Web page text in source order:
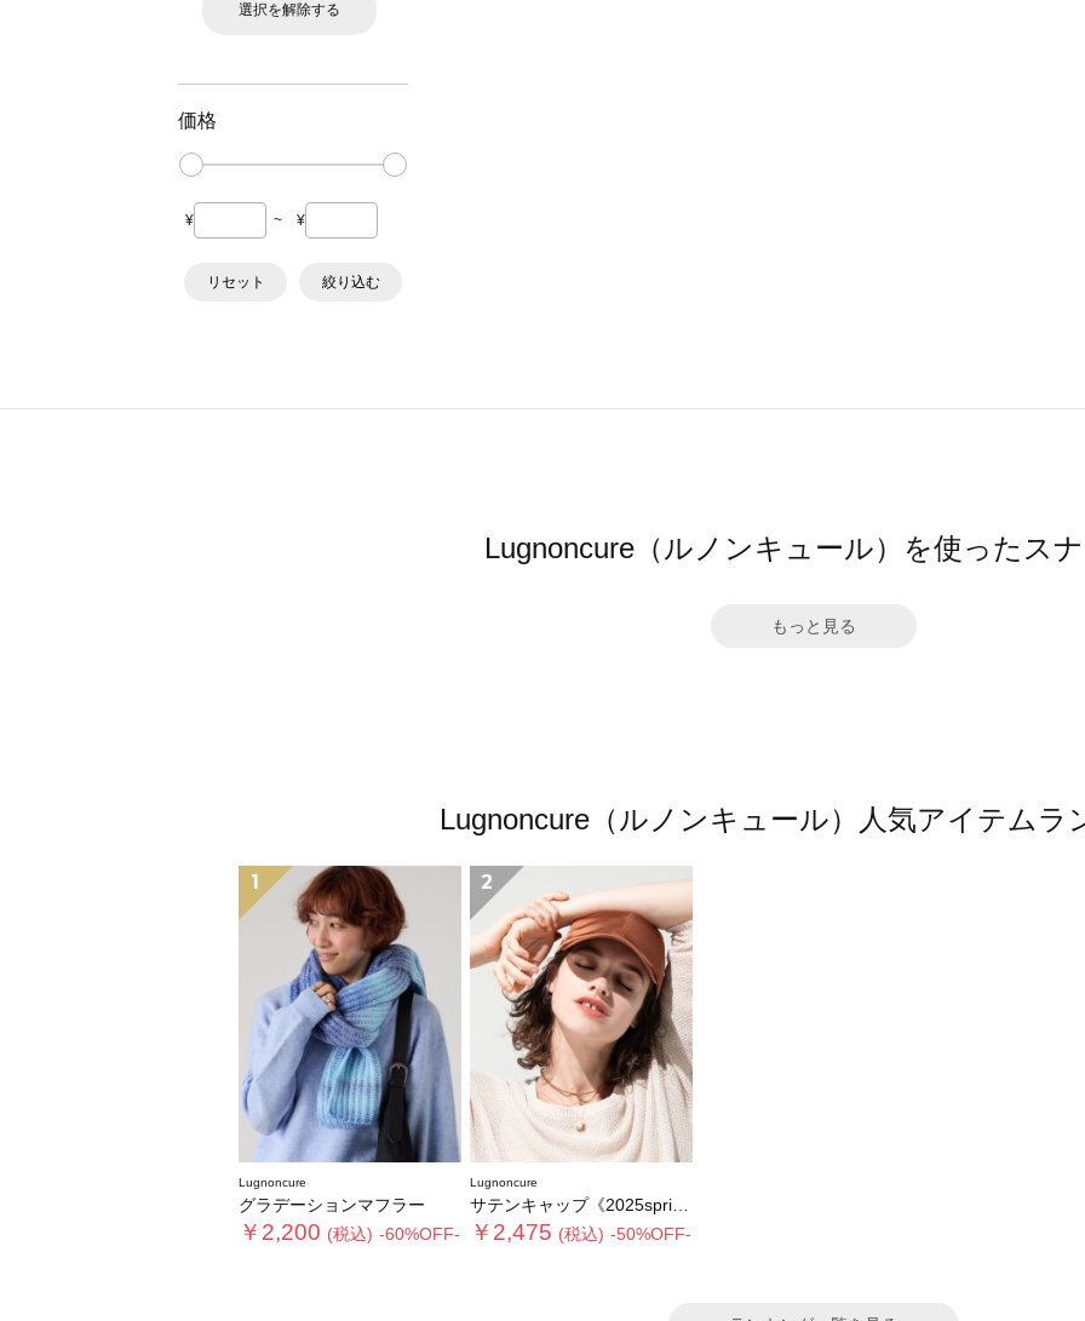
選択を解除する
価格
¥ ~ ¥
リセット 絞り込む
Lugnoncure（ルノンキュール）を使ったス
もっと見る
Lugnoncure（ルノンキュール）人気アイテムラ
1
Lugnoncure
グラデーションマフラー
￥2,200 (税込) -60%OFF-
2
Lugnoncure
サテンキャップ《2025spring catalog item》
￥2,475 (税込) -50%OFF-